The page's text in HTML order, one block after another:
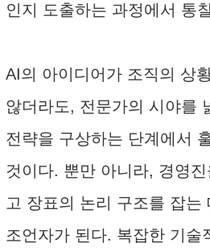
인지 도출하는 과정에서 통
AI의 아이디어가 조직의 상
않더라도, 전문가의 시야를
전략을 구상하는 단계에서
것이다. 뿐만 아니라, 경영
고 장표의 논리 구조를 잡는
조언자가 된다. 복잡한 기술